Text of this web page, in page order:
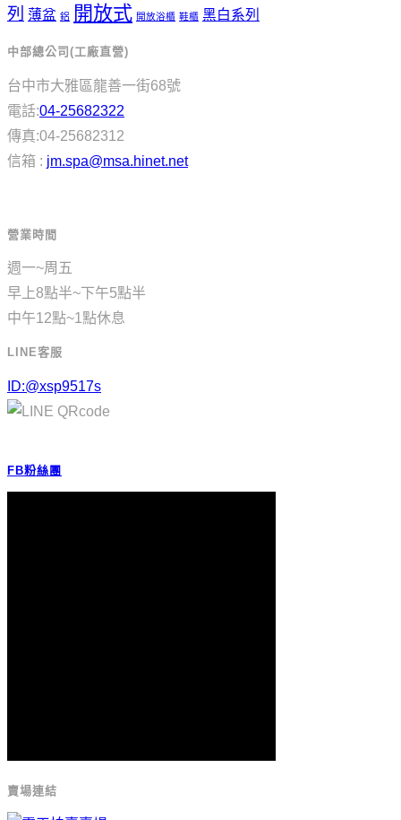
列 薄盆 鋁 開放式 開放浴櫃 鞋櫃 黑白系列
中部總公司(工廠直營)
台中市大雅區龍善一街68號
電話:04-25682322
傳真:04-25682312
信箱 : jm.spa@msa.hinet.net
營業時間
週一~周五
早上8點半~下午5點半
中午12點~1點休息
LINE客服
ID:@xsp9517s
FB粉絲團
賣場連結